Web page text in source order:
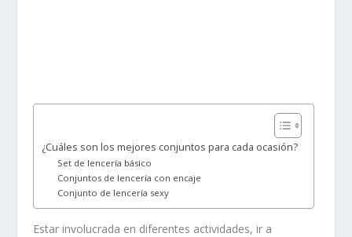
¿Cuáles son los mejores conjuntos para cada ocasión?
Set de lencería básico
Conjuntos de lencería con encaje
Conjunto de lencería sexy
Estar involucrada en diferentes actividades, ir a